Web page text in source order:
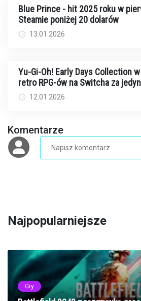
Blue Prince - hit 2025 roku w
Steamie poniżej 20 dolarów
13.01.2026
Yu-Gi-Oh! Early Days Collection
retro RPG-ów na Switcha za
12.01.2026
Komentarze
Najpopularniejsze
Gry